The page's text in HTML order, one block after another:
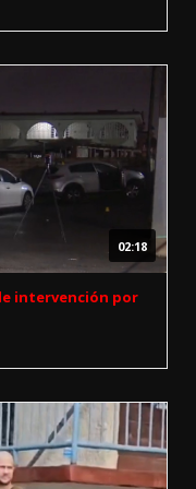
02:18
intervención por